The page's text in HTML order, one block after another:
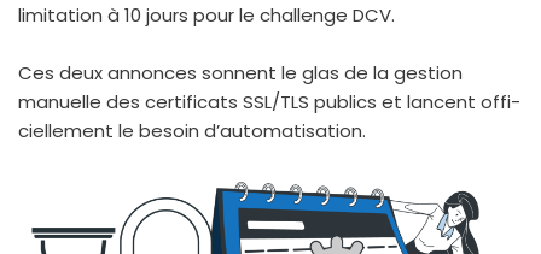
limi­ta­tion à 10 jours pour le chal­lenge DCV.
Ces deux annonces sonnent le glas de la ges­tion
manuelle des cer­ti­fi­cats SSL/TLS publics et lancent offi­
ciel­le­ment le besoin d’au­to­ma­ti­sa­tion.